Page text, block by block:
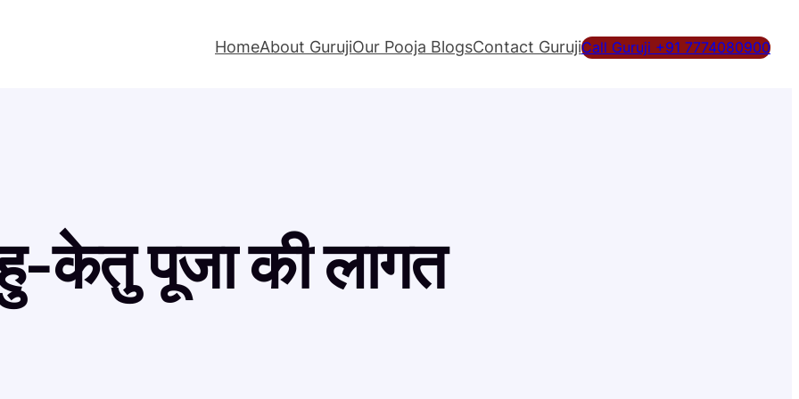
HomeAbout GurujiOur Pooja BlogsContact GurujiCall Guruji +91 7774080900
केतु पूजा की लागत